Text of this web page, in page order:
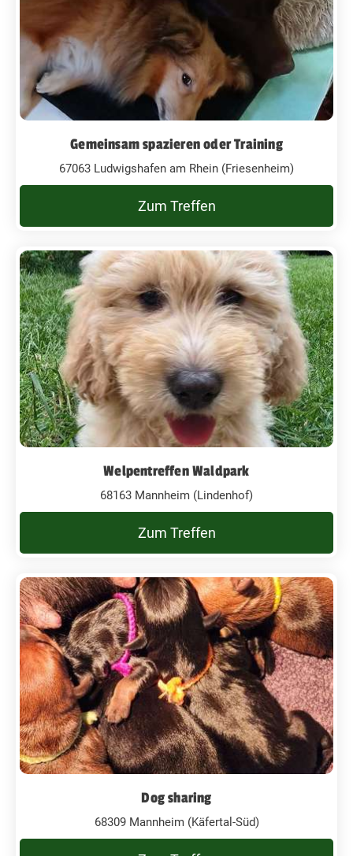
Gemeinsam spazieren oder Training
67063 Ludwigshafen am Rhein (Friesenheim)
Zum Treffen
Welpentreffen Waldpark
68163 Mannheim (Lindenhof)
Zum Treffen
Dog sharing
68309 Mannheim (Käfertal-Süd)